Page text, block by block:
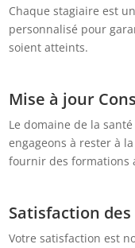
Chaque stagiaire est
personnalisé pour
soient atteints.
Mise à jour
Le domaine de la
engageons à rester à
fournir des formations
Satisfaction
Votre satisfaction est